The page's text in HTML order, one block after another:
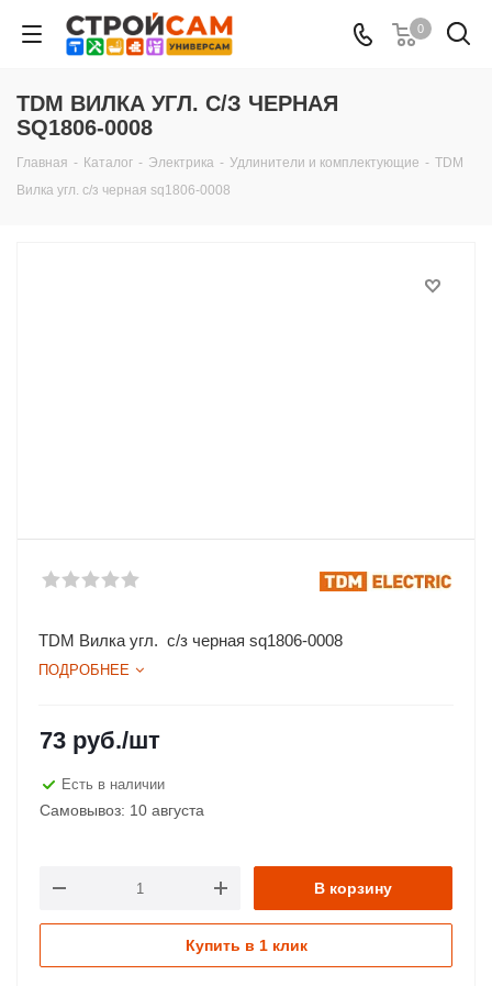
0
TDM ВИЛКА УГЛ. С/З ЧЕРНАЯ
SQ1806-0008
Главная - Каталог - Электрика - Удлинители и комплектующие - TDM
Вилка угл. с/з черная sq1806-0008
TDM Вилка угл. с/з черная sq1806-0008
ПОДРОБНЕЕ
73 руб./шт
Есть в наличии
Самовывоз: 10 августа
В корзину
Купить в 1 клик